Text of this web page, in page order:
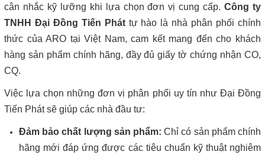
cân nhắc kỹ lưỡng khi lựa chọn đơn vị cung cấp.Công ty
TNHH Đại Đồng Tiến Pháttự hào là nhà phân phối chính
thức của ARO tại Việt Nam, cam kết mang đến cho khách
hàng sản phẩm chính hãng, đầy đủ giấy tờ chứng nhận CO,
CQ.
Việc lựa chọn những đơn vị phân phối uy tín như Đại Đồng
Tiến Phát sẽ giúp các nhà đầu tư:
Đảm bảo chất lượng sản phẩm: Chỉ có sản phẩm chính
hãng mới đáp ứng được các tiêu chuẩn kỹ thuật nghiêm